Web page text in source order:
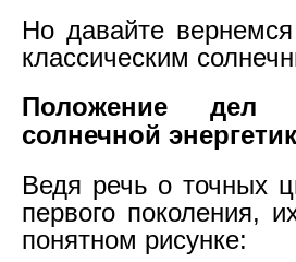
Но давайте
классическим
Положение дел
солнечной
Ведя речь о точных
первого поколения,
понятном рисунке: